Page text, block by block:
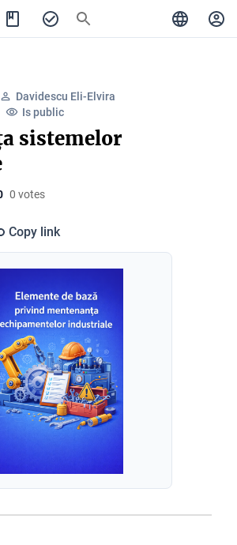
Davidescu Eli-Elvira
Is public
sistemelor
0 votes
Copy link